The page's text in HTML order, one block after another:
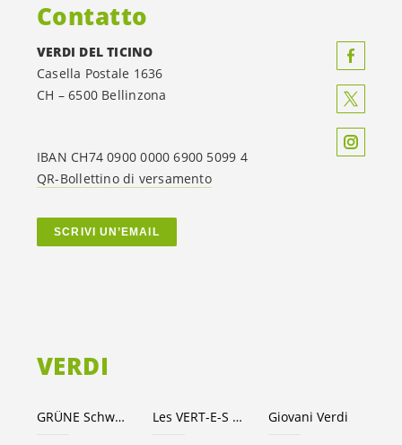
VERDI
GRÜNE Schweiz Les VERT-E-S suisses Giovani Verdi
Contatto
VERDI DEL TICINO
Casella Postale 1636
CH – 6500 Bellinzona
IBAN CH74 0900 0000 6900 5099 4
QR-Bollettino di versamento
SCRIVI UN’EMAIL